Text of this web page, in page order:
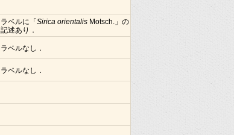
ラベルに「 Sirica orientalis Motsch.」の
記述あり．
ラベルなし．
ラベルなし．